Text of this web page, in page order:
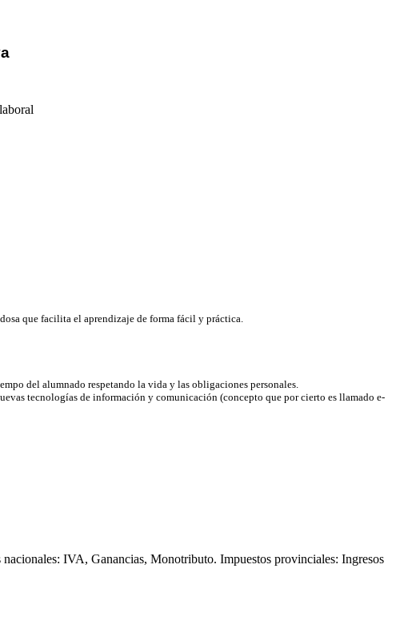
que facilita el aprendizaje de forma fácil y práctica.
del alumnado respetando la vida y las obligaciones personales.
tecnologías de información y comunicación (concepto que por cierto es llamado e-
IVA, Ganancias, Monotributo. Impuestos provinciales: Ingresos